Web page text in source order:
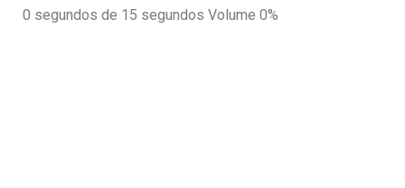
0 segundos de 15 segundos Volume 0%